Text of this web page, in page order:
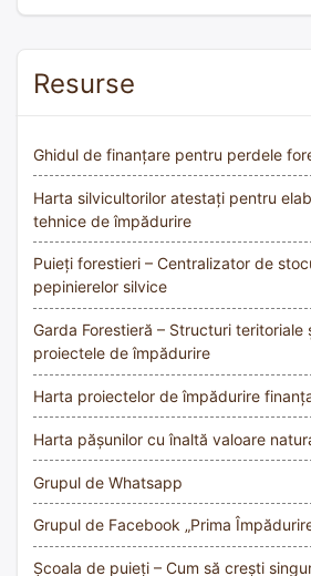
Resurse
Ghidul de finanțare pentru perdele
Harta silvicultorilor atestați pentru
tehnice de împădurire
Puieți forestieri – Centralizator de
pepinierelor silvice
Garda Forestieră – Structuri
proiectele de împădurire
Harta proiectelor de împădurire
Harta pășunilor cu înaltă valoare
Grupul de Whatsapp
Grupul de Facebook „Prima
Școala de puieți – Cum să crești